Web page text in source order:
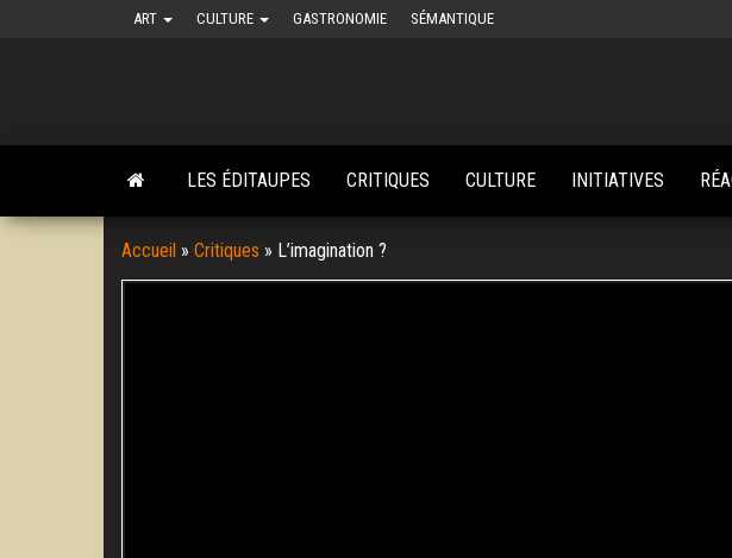
ART CULTURE GASTRONOMIE SÉMANTIQUE
LES ÉDITAUPES CRITIQUES CULTURE INITIATIVES
Accueil » Critiques » L’imagination ?